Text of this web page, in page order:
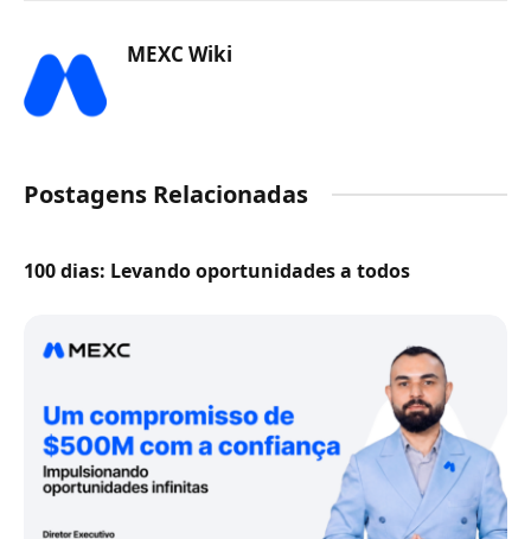
MEXC Wiki
Postagens Relacionadas
100 dias: Levando oportunidades a todos